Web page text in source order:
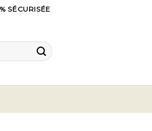
SÉCURISÉE